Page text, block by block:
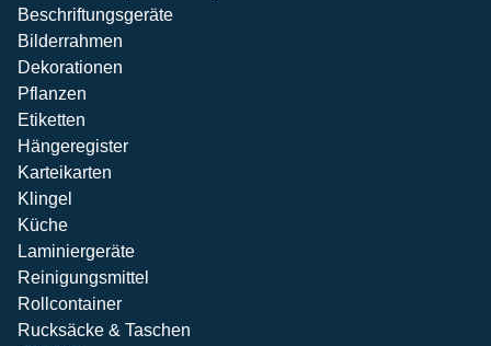
Beschriftungsgeräte
Bilderrahmen
Dekorationen
Pflanzen
Etiketten
Hängeregister
Karteikarten
Klingel
Küche
Laminiergeräte
Reinigungsmittel
Rollcontainer
Rucksäcke & Taschen